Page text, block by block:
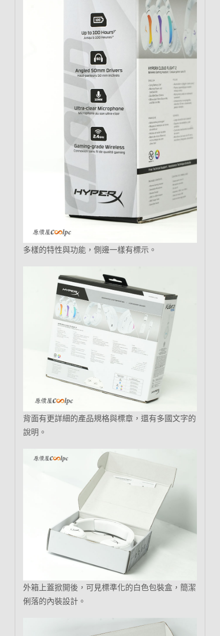
多樣的特性與功能，側邊一樣有標示。
背面有更詳細的產品規格與標章，還有多國文字的
說明。
外箱上蓋掀開後，可見標準化的白色包裝盒，簡潔
俐落的內裝設計。